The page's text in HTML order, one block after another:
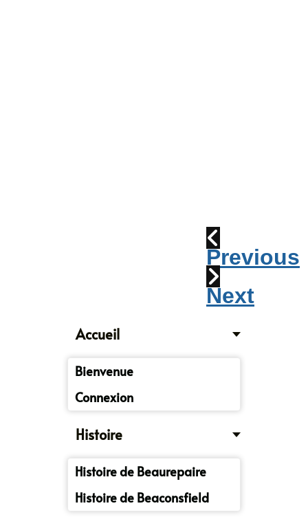
Previous
Next
Accueil
Bienvenue
Connexion
Histoire
Histoire de Beaurepaire
Histoire de Beaconsfield